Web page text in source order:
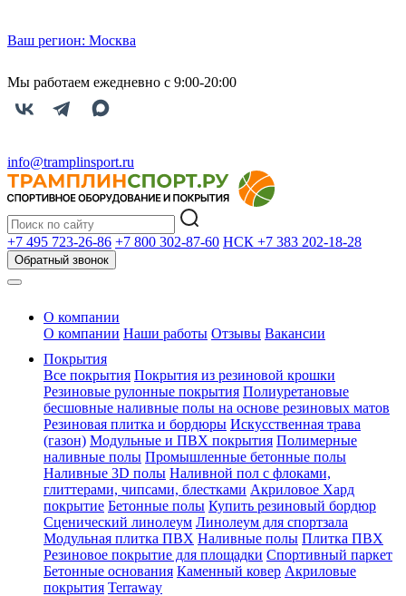
Ваш регион: Москва
Мы работаем ежедневно с 9:00-20:00
info@tramplinsport.ru
+7 495 723-26-86 +7 800 302-87-60 НСК +7 383 202-18-28
Обратный звонок
О компании
О компании Наши работы Отзывы Вакансии
Покрытия
Все покрытия Покрытия из резиновой крошки
Резиновые рулонные покрытия Полиуретановые
бесшовные наливные полы на основе резиновых матов
Резиновая плитка и бордюры Искусственная трава
(газон) Модульные и ПВХ покрытия Полимерные
наливные полы Промышленные бетонные полы
Наливные 3D полы Наливной пол с флоками,
глиттерами, чипсами, блестками Акриловое Хард
покрытие Бетонные полы Купить резиновый бордюр
Сценический линолеум Линолеум для спортзала
Модульная плитка ПВХ Наливные полы Плитка ПВХ
Резиновое покрытие для площадки Спортивный паркет
Бетонные основания Каменный ковер Акриловые
покрытия Terraway